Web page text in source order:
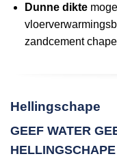
Dunne dikte
zandcement
Hellingschape
GEEF WATER
HELLINGSCHAPE